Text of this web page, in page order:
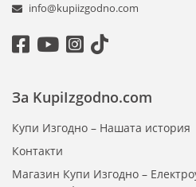
info@kupiizgodno.com
За KupiIzgodno.com
Купи Изгодно – Нашата история
Контакти
Магазин Купи Изгодно –